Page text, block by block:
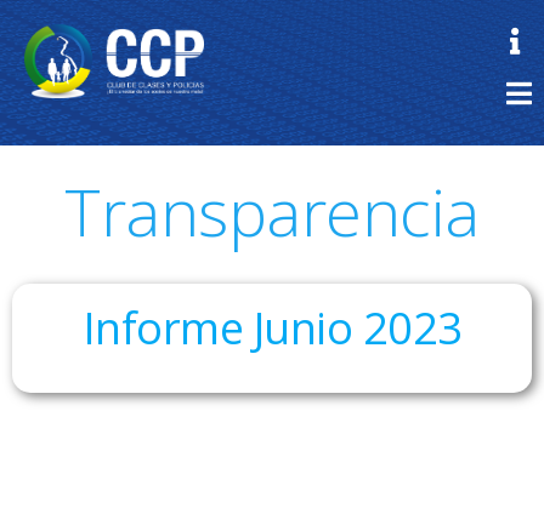
Transparencia
Informe Junio 2023